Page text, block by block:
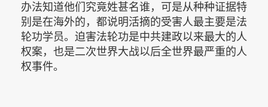
办法知道他们究竟姓甚名谁，可是从种种证据特
别是在海外的，都说明活摘的受害人最主要是法
轮功学员。迫害法轮功是中共建政以来最大的人
权案，也是二次世界大战以后全世界最严重的人
权事件。